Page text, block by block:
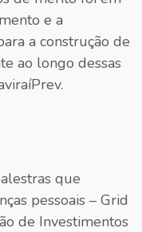
e a
a construção de
ao longo dessas
que
pessoais – Grid
de Investimentos